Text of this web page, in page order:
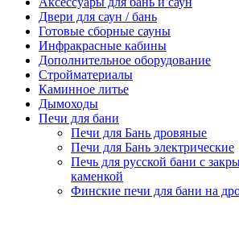
Двери для саун / бань
Готовые сборные сауны
Инфракрасные кабины
Дополнительное оборудование
Стройматериалы
Каминное литье
Дымоходы
Печи для бани
Печи для Бань дровяные
Печи для Бань электрические
Печь для русской бани с
каменкой
Финские печи для бани на